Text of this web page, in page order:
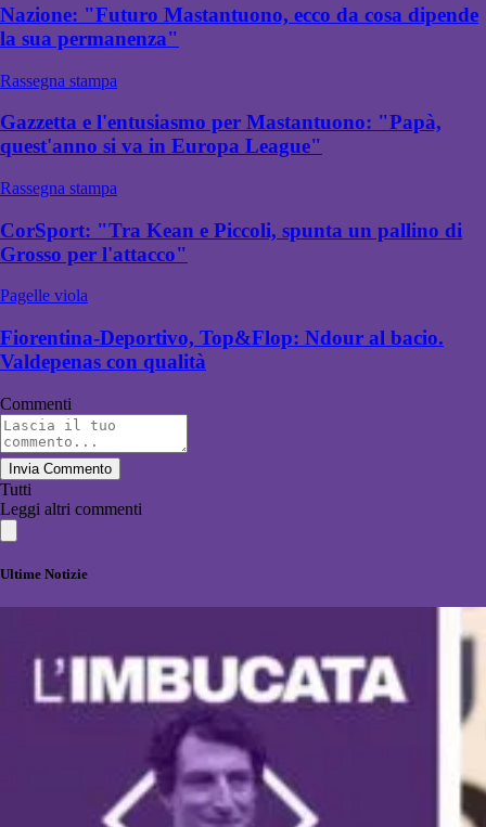
Nazione: "Futuro Mastantuono, ecco da cosa dipende
la sua permanenza"
Rassegna stampa
Gazzetta e l'entusiasmo per Mastantuono: "Papà,
quest'anno si va in Europa League"
Rassegna stampa
CorSport: "Tra Kean e Piccoli, spunta un pallino di
Grosso per l'attacco"
Pagelle viola
Fiorentina-Deportivo, Top&Flop: Ndour al bacio.
Valdepenas con qualità
Commenti
Invia Commento
Tutti
Leggi altri commenti
Ultime Notizie